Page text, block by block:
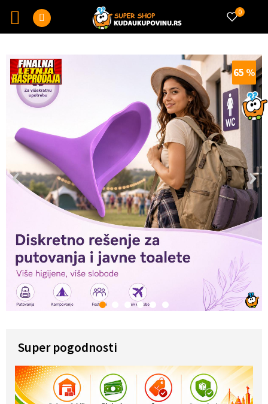
0
1 4 5 6
65 %
Super pogodnosti